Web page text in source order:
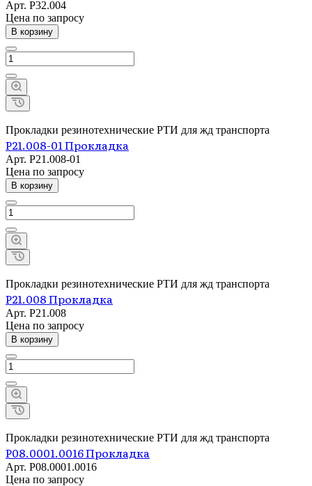
Арт. Р32.004
Цена по запросу
В корзину
Прокладки резинотехнические РТИ для жд транспорта
Р21.008-01 Прокладка
Арт. Р21.008-01
Цена по запросу
В корзину
Прокладки резинотехнические РТИ для жд транспорта
Р21.008 Прокладка
Арт. Р21.008
Цена по запросу
В корзину
Прокладки резинотехнические РТИ для жд транспорта
Р08.0001.0016 Прокладка
Арт. Р08.0001.0016
Цена по запросу